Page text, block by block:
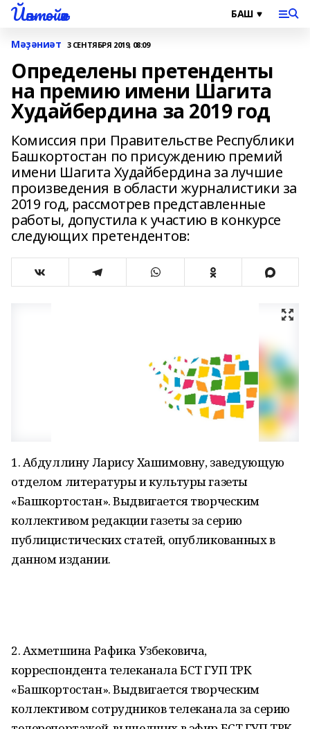
Йәнтөйәк
Мәҙәниәт 3 СЕНТЯБРЯ 2019, 08:09
Определены претенденты
на премию имени Шагита
Худайбердина за 2019 год
Комиссия при Правительстве Республики
Башкортостан по присуждению премий
имени Шагита Худайбердина за лучшие
произведения в области журналистики за
2019 год, рассмотрев представленные
работы, допустила к участию в конкурсе
следующих претендентов:
1. Абдуллину Ларису Хашимовну, заведующую
отделом литературы и культуры газеты
«Башкортостан». Выдвигается творческим
коллективом редакции газеты за серию
публицистических статей, опубликованных в
данном издании.
2. Ахметшина Рафика Узбековича,
корреспондента телеканала БСТ ГУП ТРК
«Башкортостан». Выдвигается творческим
коллективом сотрудников телеканала за серию